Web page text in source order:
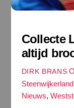
Collecte
altijd
DIRK BRANS
Nieuws,